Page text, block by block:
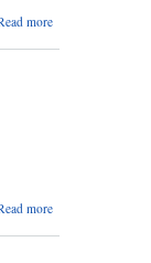
more
more